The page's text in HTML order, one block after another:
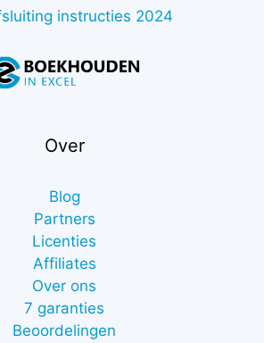
instructies 2024
Over
Blog
Partners
Licenties
Affiliates
Over ons
7 garanties
Beoordelingen